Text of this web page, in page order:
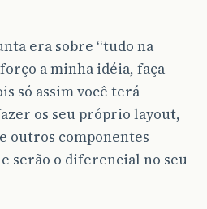
era sobre “tudo na
a minha idéia, faça
só assim você terá
os seu próprio layout,
outros componentes
serão o diferencial no seu